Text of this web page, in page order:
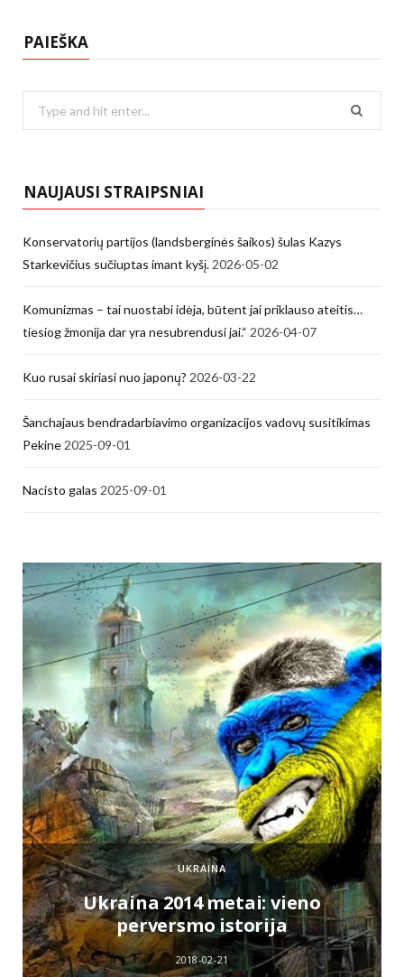
PAIEŠKA
NAUJAUSI STRAIPSNIAI
Konservatorių partijos (landsberginės šaikos) šulas Kazys
Starkevičius sučiuptas imant kyšį. 2026-05-02
Komunizmas – tai nuostabi idėja, būtent jai priklauso ateitis…
tiesiog žmonija dar yra nesubrendusi jai.“ 2026-04-07
Kuo rusai skiriasi nuo japonų? 2026-03-22
Šanchajaus bendradarbiavimo organizacijos vadovų susitikimas
Pekine 2025-09-01
Nacisto galas 2025-09-01
UKRAINA
Ukraina 2014 metai: vieno
perversmo istorija
2018-02-21